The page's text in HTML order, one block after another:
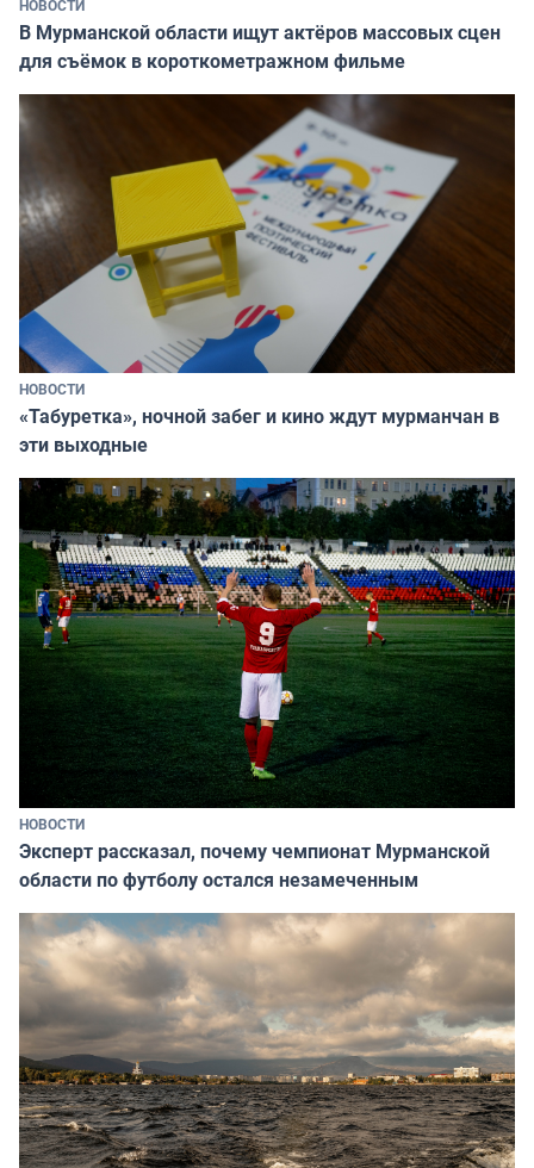
НОВОСТИ
В Мурманской области ищут актёров массовых сцен
для съёмок в короткометражном фильме
НОВОСТИ
«Табуретка», ночной забег и кино ждут мурманчан в
эти выходные
НОВОСТИ
Эксперт рассказал, почему чемпионат Мурманской
области по футболу остался незамеченным